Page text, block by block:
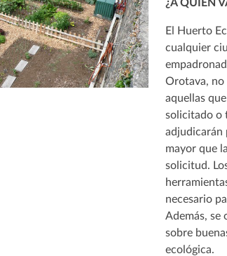
¿A QUIÉN
El Huerto
cualquier
Orotava, no
aquellas
solicitado o
adjudicarán
mayor que
solicitud.
necesario
Además, se
sobre
ecológica.